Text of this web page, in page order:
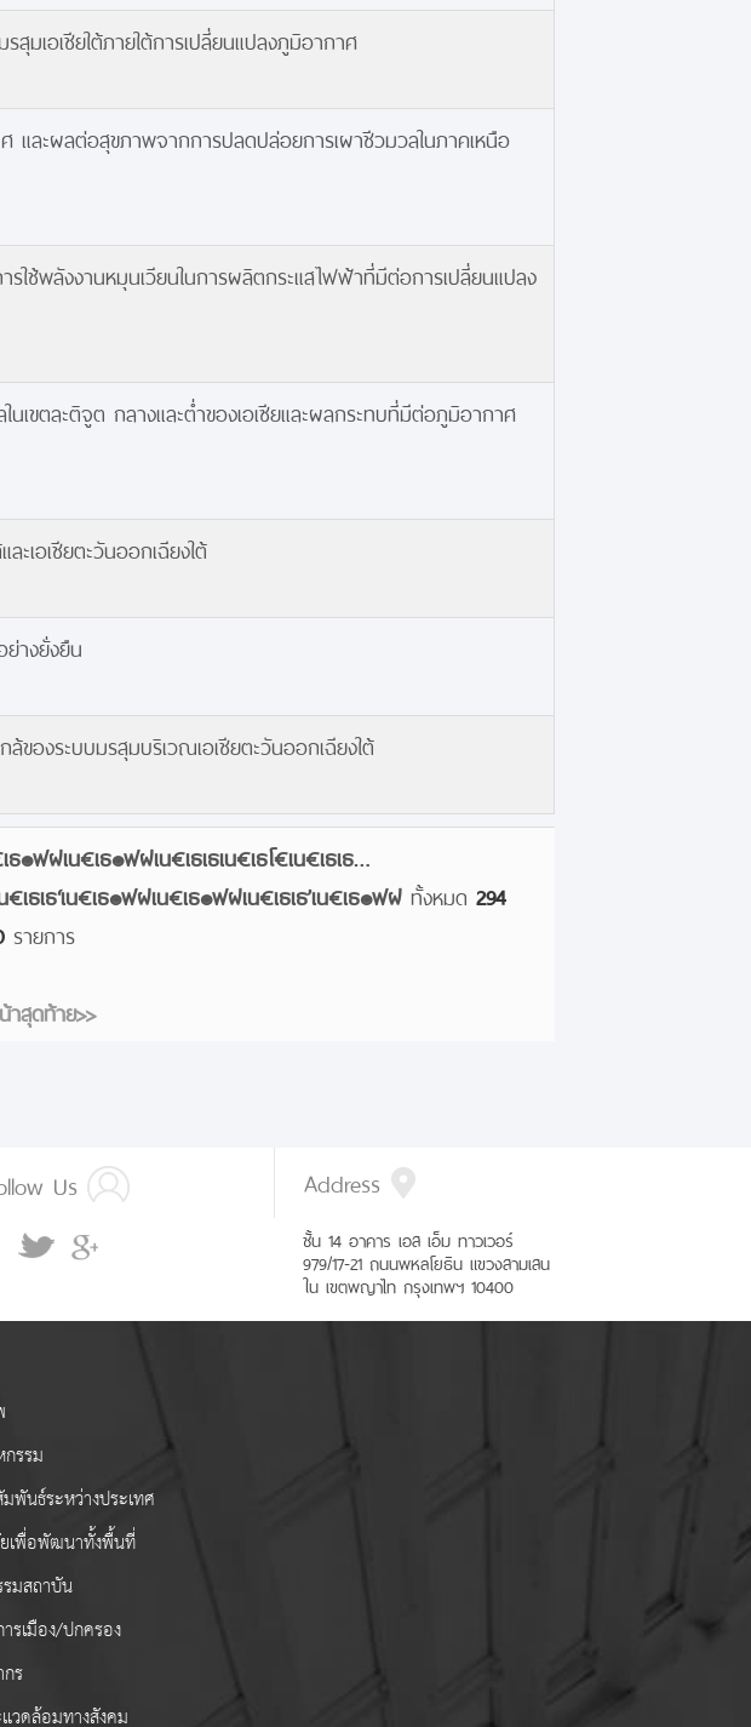
มเอเชียใต้ภายใต้การเปลี่ยนแปลงภูมิอากาศ
ละผลต่อสุขภาพจากการปลดปล่อยการเผาชีวมวลในภาคเหนือ
ช้พลังงานหมุนเวียนในการผลิตกระแสไฟฟ้าที่มีต่อการเปลี่ยนแปลง
เขตละติจูต กลางและต่ำของเอเซียและผลกระทบที่มีต่อภูมิอากาศ
เอเชียตะวันออกเฉียงใต้
างยั่งยืน
องระบบมรสุมบริเวณเอเชียตะวันออกเฉียงใต้
๏ฟฝเน€เธ๏ฟฝเน€เธเธเน€เธโ€เน€เธเธ…
€เธเธ‘เน€เธ๏ฟฝเน€เธ๏ฟฝเน€เธเธ’เน€เธ๏ฟฝ ทั้งหมด 294
รายการ
าสุดท้าย>>
Us Address
ชั้น 14 อาคาร เอส เอ็ม ทาวเวอร์
979/17-21 ถนนพหลโยธิน แขวงสามเสน
ใน เขตพญาไท กรุงเทพฯ 10400
รรม
พันธ์ระหว่างประเทศ
เพื่อพัฒนาทั้งพื้นที่
มสถาบัน
รเมือง/ปกครอง
ร
วดล้อมทางสังคม